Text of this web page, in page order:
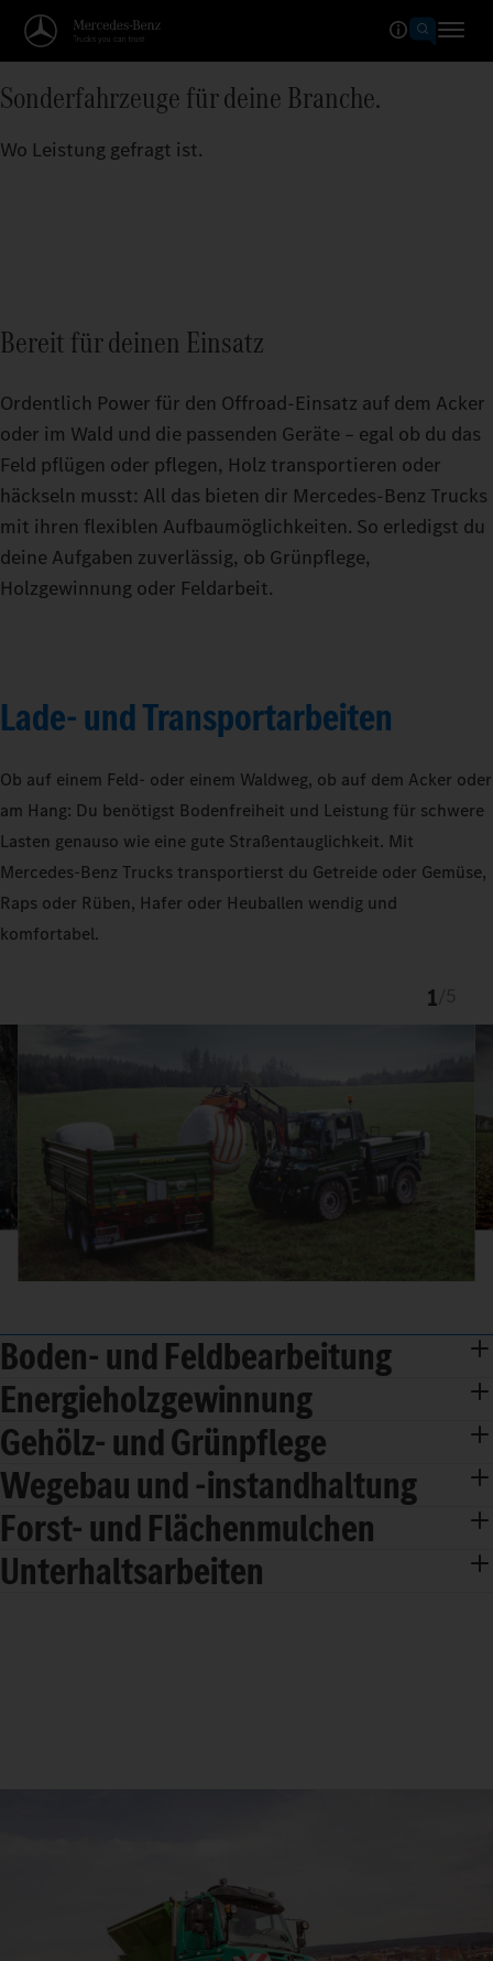
Sonderfahrzeuge für deine Branche.
Wo Leistung gefragt ist.
Bereit für deinen Einsatz
Ordentlich Power für den Offroad-Einsatz auf dem Acker
oder im Wald und die passenden Geräte – egal ob du das
Feld pflügen oder pflegen, Holz transportieren oder
häckseln musst: All das bieten dir Mercedes‑Benz Trucks
mit ihren flexiblen Aufbaumöglichkeiten. So erledigst du
deine Aufgaben zuverlässig, ob Grünpflege,
Holzgewinnung oder Feldarbeit.
Lade- und Transportarbeiten
Ob auf einem Feld- oder einem Waldweg, ob auf dem Acker oder
am Hang: Du benötigst Bodenfreiheit und Leistung für schwere
Lasten genauso wie eine gute Straßentauglichkeit. Mit
Mercedes‑Benz Trucks transportierst du Getreide oder Gemüse,
Raps oder Rüben, Hafer oder Heuballen wendig und
komfortabel.
1
Boden- und Feldbearbeitung
Energieholzgewinnung
Gehölz- und Grünpflege
Wegebau und -instandhaltung
Forst- und Flächenmulchen
Unterhaltsarbeiten